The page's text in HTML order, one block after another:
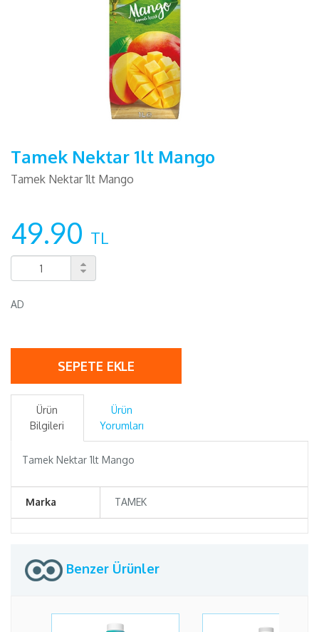
Tamek Nektar 1lt Mango
Tamek Nektar 1lt Mango
49.90 TL
AD
SEPETE EKLE
Ürün
Bilgileri
Ürün
Yorumları
Tamek Nektar 1lt Mango
Marka TAMEK
Benzer Ürünler